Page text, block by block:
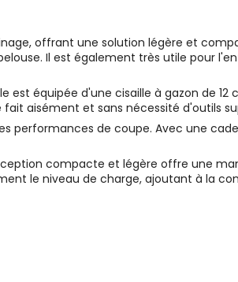
offrant une solution légère et
Il est également très utile pour
est équipée d'une cisaille à gazon de
aisément et sans nécessité d'outils
performances de coupe. Avec une
compacte et légère offre une
le niveau de charge, ajoutant à la